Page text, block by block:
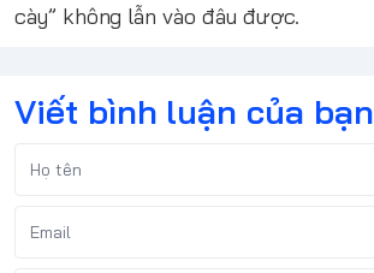
cày” không lẫn vào đâu được.
Viết bình luận của bạn